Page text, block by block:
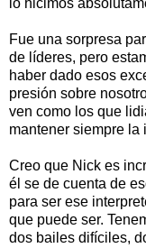
Fue una sorpresa
de líderes, pero
haber dado esos
presión sobre
ven como los que
mantener siempre la
Creo que Nick es
él se de cuenta de
para ser ese
que puede ser.
dos bailes difíciles,